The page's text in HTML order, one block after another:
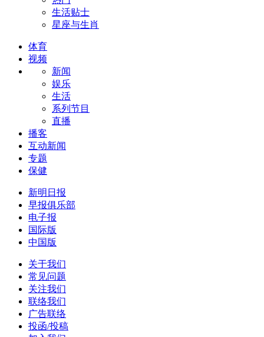
生活贴士
星座与生肖
体育
视频
新闻
娱乐
生活
系列节目
直播
播客
互动新闻
专题
保健
新明日报
早报俱乐部
电子报
国际版
中国版
关于我们
常见问题
关注我们
联络我们
广告联络
投函/投稿